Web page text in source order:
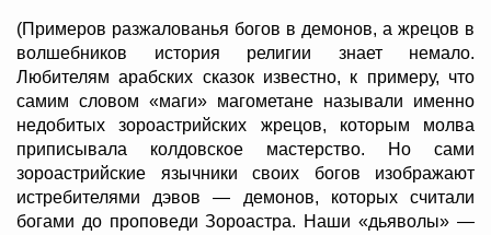
(Примеров разжалованья богов в демонов, а жрецов в
волшебников история религии знает немало.
Любителям арабских сказок известно, к примеру, что
самим словом «маги» магометане называли именно
недобитых зороастрийских жрецов, которым молва
приписывала колдовское мастерство. Но сами
зороастрийские язычники своих богов изображают
истребителями дэвов — демонов, которых считали
богами до проповеди Зороастра. Наши «дьяволы» —